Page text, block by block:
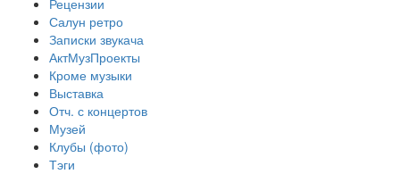
Рецензии
Салун ретро
Записки звукача
АктМузПроекты
Кроме музыки
Выставка
Отч. с концертов
Музей
Клубы (фото)
Тэги